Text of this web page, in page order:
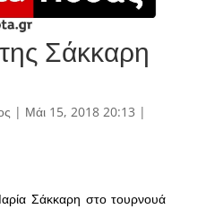
Σάκκαρη
| Μάι 15, 2018 20:13 |
Σάκκαρη στο τουρνουά